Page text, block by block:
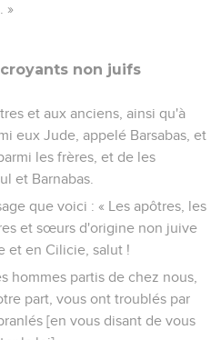
»
non juifs
et aux anciens, ainsi qu'à
eux Jude, appelé Barsabas, et
les frères, et de les
et Barnabas.
que voici : « Les apôtres, les
et sœurs d'origine non juive
et en Cilicie, salut !
hommes partis de chez nous,
part, vous ont troublés par
[en vous disant de vous